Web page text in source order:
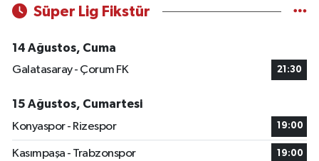
Süper Lig Fikstür
14 Ağustos, Cuma
Galatasaray - Çorum FK
21:30
15 Ağustos, Cumartesi
Konyaspor - Rizespor
19:00
Kasımpaşa - Trabzonspor 19:00